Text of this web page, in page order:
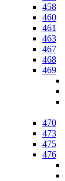
458
460
461
463
467
468
469
470
473
475
476